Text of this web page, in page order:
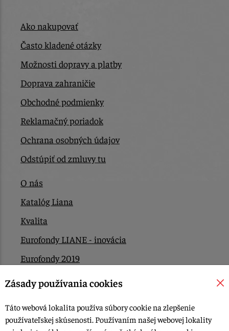
Ako nakupovať
Často kladené otázky
Možnosti dopravy a platby
Doprava zahraničie
Obchodné podmienky
Reklamačný poriadok
Ochrana osobných údajov
Odstúpiť od zmluvy tu
O nás
Katalóg Liana
Kvalita
Eurofondy LIANE - inovácia
Eurofondy 2019
Eurofondy 2022/2023
Kontakt
Zásady používania cookies
Táto webová lokalita používa súbory cookie na zlepšenie
používateľskej skúsenosti. Používaním našej webovej lokality